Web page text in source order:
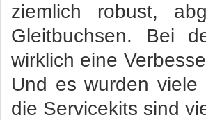
ziemlich robust,
Gleitbuchsen. Bei
wirklich eine
Und es wurden viele
die Servicekits sind